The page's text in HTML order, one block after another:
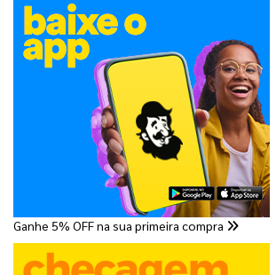
Ganhe 5% OFF na sua primeira compra